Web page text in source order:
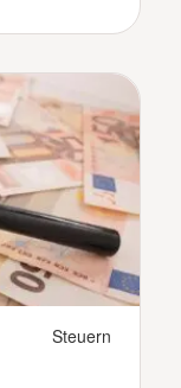
Steuern